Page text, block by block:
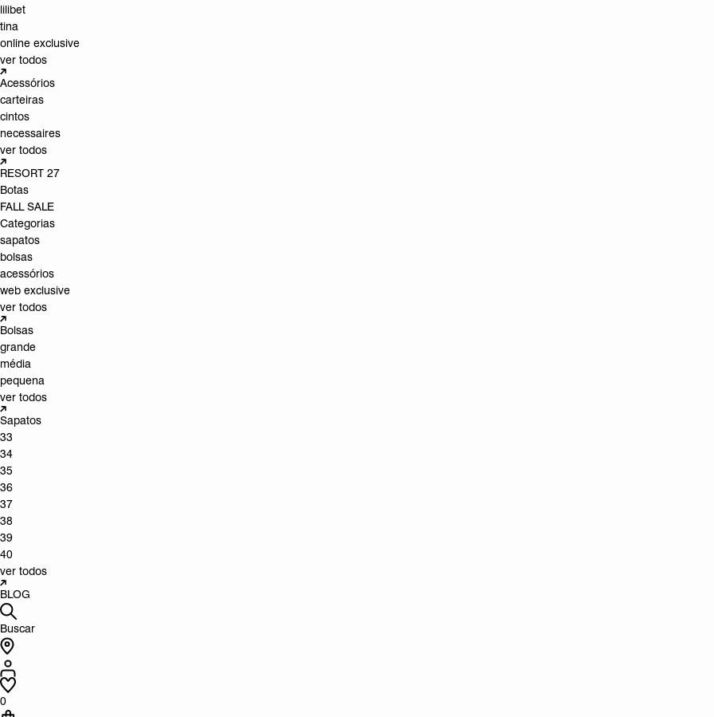
lilibet
tina
online exclusive
ver todos
Acessórios
carteiras
cintos
necessaires
ver todos
RESORT 27
Botas
FALL SALE
Categorias
sapatos
bolsas
acessórios
web exclusive
ver todos
Bolsas
grande
média
pequena
ver todos
Sapatos
33
34
35
36
37
38
39
40
ver todos
BLOG
Buscar
0